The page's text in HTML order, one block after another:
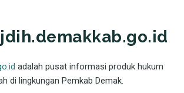
adalah pusat informasi produk hukum
di lingkungan Pemkab Demak.